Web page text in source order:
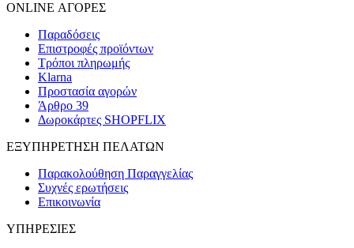
ONLINE ΑΓΟΡΕΣ
Παραδόσεις
Επιστροφές προϊόντων
Τρόποι πληρωμής
Klarna
Προστασία αγορών
Άρθρο 39
Δωροκάρτες SHOPFLIX
ΕΞΥΠΗΡΕΤΗΣΗ ΠΕΛΑΤΩΝ
Παρακολούθηση Παραγγελίας
Συχνές ερωτήσεις
Επικοινωνία
ΥΠΗΡΕΣΙΕΣ